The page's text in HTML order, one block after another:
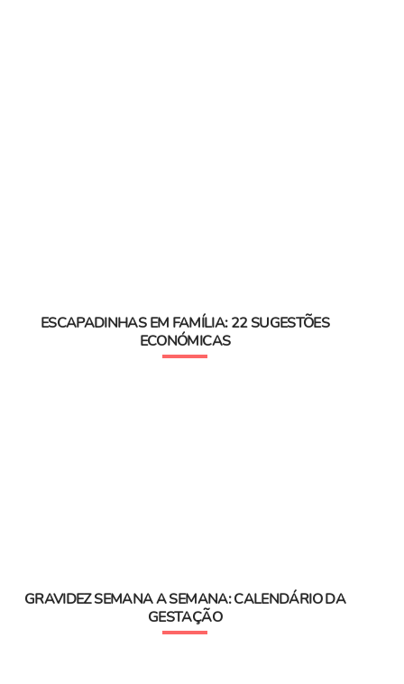
ESCAPADINHAS EM FAMÍLIA: 22 SUGESTÕES
ECONÓMICAS
GRAVIDEZ SEMANA A SEMANA: CALENDÁRIO DA
GESTAÇÃO